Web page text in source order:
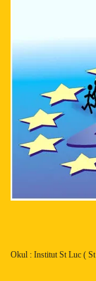
Okul : Institut St Luc (